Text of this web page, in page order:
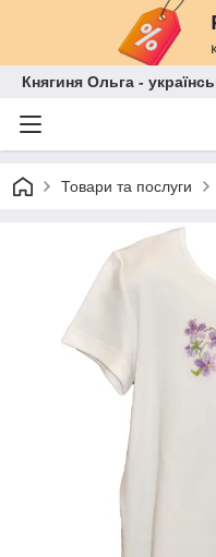
Княгиня Ольга -
Товари та послуги